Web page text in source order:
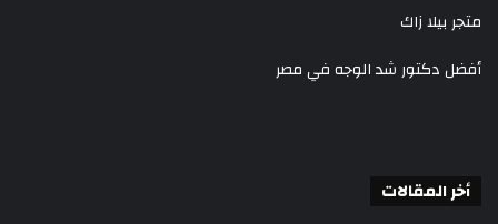
متجر بيلا زاك
أفضل دكتور شد الوجه في مصر
أخر المقالات